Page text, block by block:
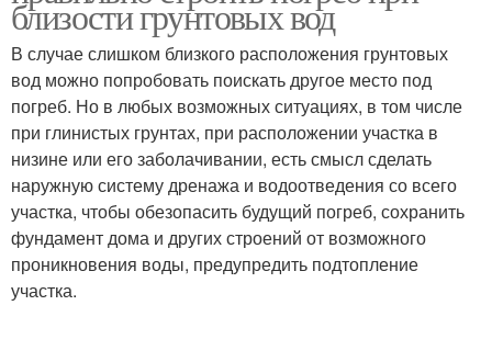
близости грунтовых вод
В случае слишком близкого расположения грунтовых
вод можно попробовать поискать другое место под
погреб. Но в любых возможных ситуациях, в том числе
при глинистых грунтах, при расположении участка в
низине или его заболачивании, есть смысл сделать
наружную систему дренажа и водоотведения со всего
участка, чтобы обезопасить будущий погреб, сохранить
фундамент дома и других строений от возможного
проникновения воды, предупредить подтопление
участка.